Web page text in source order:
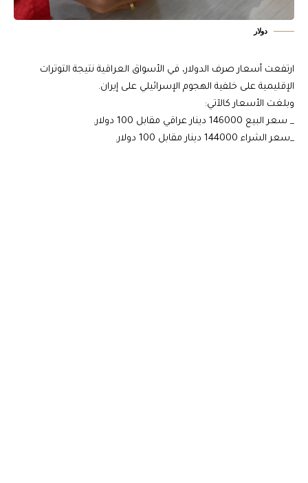
دولار
ارتفعت أسعار صرف الدولار، في الأسواق العراقية نتيجة التوترات
الإقليمية على خلفية الهجوم الإسرائيلي على إيران.
وبلغت الأسعار كالآتي:
_ سعر البيع 146000 دينار عراقي مقابل 100 دولار.
_سعر الشراء 144000 دينار مقابل 100 دولار.